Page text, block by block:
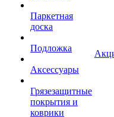
Паркетная
доска
Подложка
Аксессуары
Грязезащитные
покрытия и
коврики